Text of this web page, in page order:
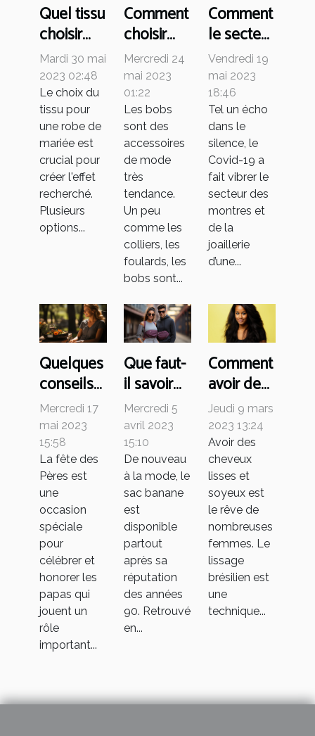
Quel tissu
choisir
pour sa
robe de
mariée ?
Mardi 30 mai
2023 02:48
Le choix du
tissu pour
une robe de
mariée est
crucial pour
créer l'effet
recherché.
Plusieurs
options...
Comment
choisir
votre bob
?
Mercredi 24
mai 2023
01:22
Les bobs
sont des
accessoires
de mode
très
tendance.
Un peu
comme les
colliers, les
foulards, les
bobs sont...
Comment
le secteur
des
montres
et de la
joaillerie
a-t-il été
impacté
par le
Covid-19 ?
Vendredi 19
mai 2023
18:46
Tel un écho
dans le
silence, le
Covid-19 a
fait vibrer le
secteur des
montres et
de la
joaillerie
d’une...
Quelques
conseils
pour une
journée
des fêtes
des pères
parfaites
Mercredi 17
mai 2023
15:58
La fête des
Pères est
une
occasion
spéciale
pour
célébrer et
honorer les
papas qui
jouent un
rôle
important...
Que faut-
il savoir
du sac
banane à
la mode ?
Mercredi 5
avril 2023
15:10
De nouveau
à la mode, le
sac banane
est
disponible
partout
après sa
réputation
des années
90. Retrouvé
en...
Comment
avoir des
cheveux
lisses
avec le
lissage
brésilien
Jeudi 9 mars
2023 13:24
Avoir des
cheveux
lisses et
soyeux est
le rêve de
nombreuses
femmes. Le
lissage
brésilien est
une
technique...